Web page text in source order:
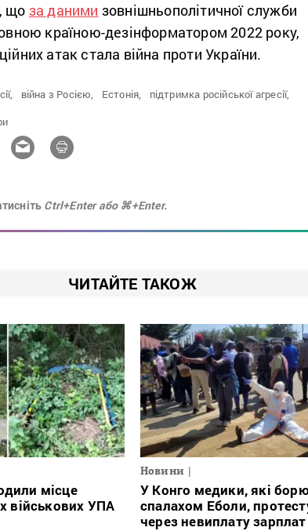
що за даними зовнішньополітичної служби
країною-дезінформатором 2022 року,
атак стала війна проти України.
війна з Росією, Естонія,
підтримка російської агресії,
Ctrl+Enter або ⌘+Enter.
ЧИТАЙТЕ ТАКОЖ
місце
військових УПА
Новини
У Конго медики, які
спалахом Еболи,
через невиплату зарплат